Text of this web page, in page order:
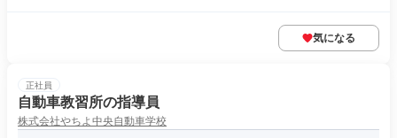
気になる
正社員
自動車教習所の指導員
株式会社やちよ中央自動車学校